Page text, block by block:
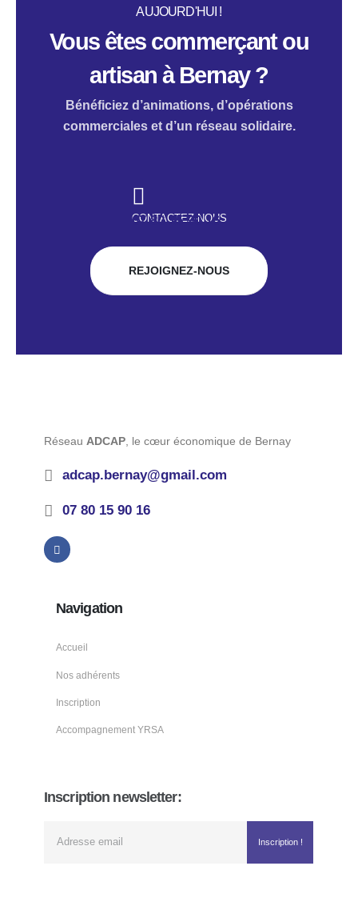
AUJOURD'HUI !
Vous êtes commerçant ou
artisan à Bernay ?
Bénéficiez d’animations, d’opérations
commerciales et d’un réseau solidaire.
CONTACTEZ-NOUS
07 80 15 90 16
REJOIGNEZ-NOUS
Réseau ADCAP , le cœur économique de Bernay
adcap.bernay@gmail.com
07 80 15 90 16
Navigation
Accueil
Nos adhérents
Inscription
Accompagnement YRSA
Inscription newsletter: